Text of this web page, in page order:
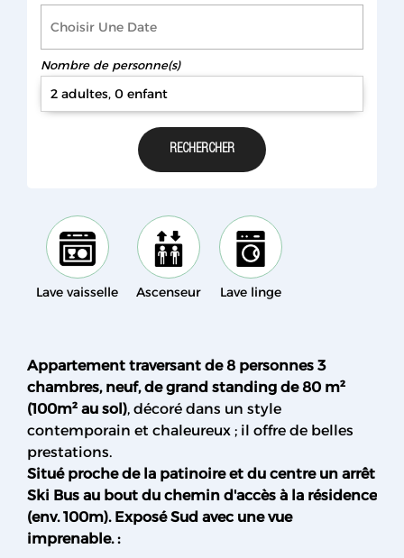
Nombre de personne(s)
2 adultes, 0 enfant
Lave vaisselle Ascenseur Lave linge
Appartement traversant de 8 personnes 3
chambres, neuf, de grand standing de 80 m²
(100m² au sol), décoré dans un style
contemporain et chaleureux ; il offre de belles
prestations.
Situé proche de la patinoire et du centre un arrêt
Ski Bus au bout du chemin d'accès à la résidence
(env. 100m). Exposé Sud avec une vue
imprenable. :